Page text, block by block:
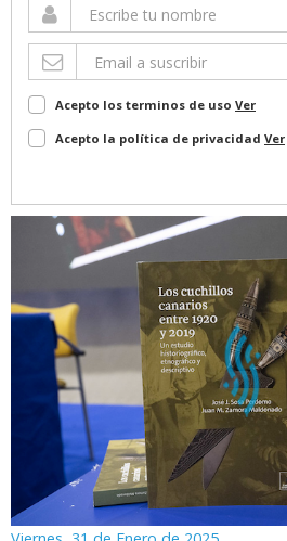
Acepto los terminos de uso Ver
Acepto la política de privacidad Ver